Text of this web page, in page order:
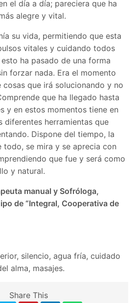
el día a día; pareciera que ha
alegre y vital.
su vida, permitiendo que esta
vitales y cuidando todos
ha pasado de una forma
forzar nada. Era el momento
que irá solucionando y no
que ha llegado hasta
y en estos momentos tiene en
diferentes herramientas que
Dispone del tiempo, la
se mira y se aprecia con
que fue y será como
y natural.
manual y Sofróloga,
de “Integral, Cooperativa de
silencio, agua fría, cuidado
alma, masajes.
Share This